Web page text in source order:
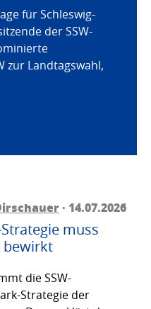
für Schleswig-
der SSW-
zur Landtagswahl,
· 14.07.2026
muss
bewirkt
die SSW-
Strategie der